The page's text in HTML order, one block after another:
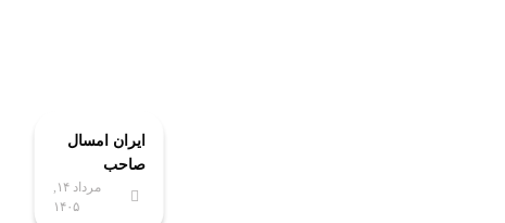
ایران امسال
صاحب
پیشرفته‌ترین
۱۴۰۵